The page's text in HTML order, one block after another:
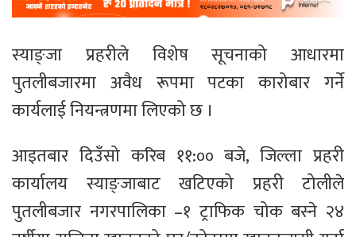
स्याङ्जा प्रहरीले विशेष सूचनाको आधारमा
पुतलीबजारमा अवैध रूपमा पटका कारोबार गर्ने
कार्यलाई नियन्त्रणमा लिएको छ ।
आइतबार दिउँसो करिब ११:०० बजे, जिल्ला प्रहरी
कार्यालय स्याङ्जाबाट खटिएको प्रहरी टोलीले
पुतलीबजार नगरपालिका –१ ट्राफिक चोक बस्ने २४